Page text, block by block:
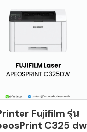
Fujifilm รุ่น
C325 dw